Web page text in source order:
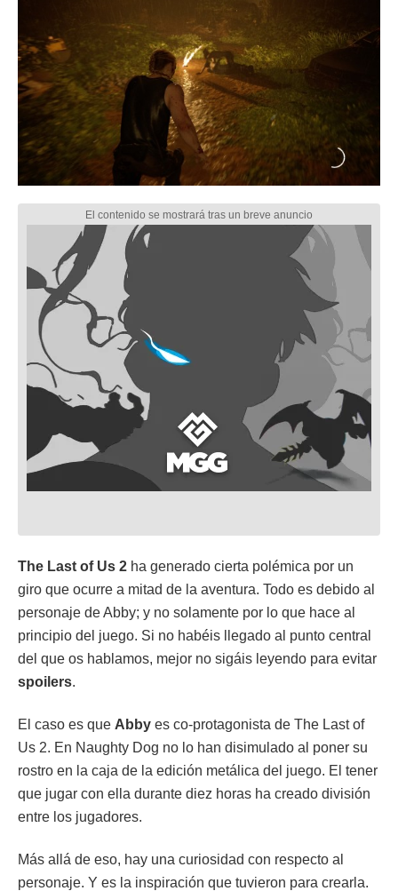
The Last of Us 2 ha generado cierta polémica por un
giro que ocurre a mitad de la aventura. Todo es debido al
personaje de Abby; y no solamente por lo que hace al
principio del juego. Si no habéis llegado al punto central
del que os hablamos, mejor no sigáis leyendo para evitar
spoilers.
El caso es que Abby es co-protagonista de The Last of
Us 2. En Naughty Dog no lo han disimulado al poner su
rostro en la caja de la edición metálica del juego. El tener
que jugar con ella durante diez horas ha creado división
entre los jugadores.
Más allá de eso, hay una curiosidad con respecto al
personaje. Y es la inspiración que tuvieron para crearla.